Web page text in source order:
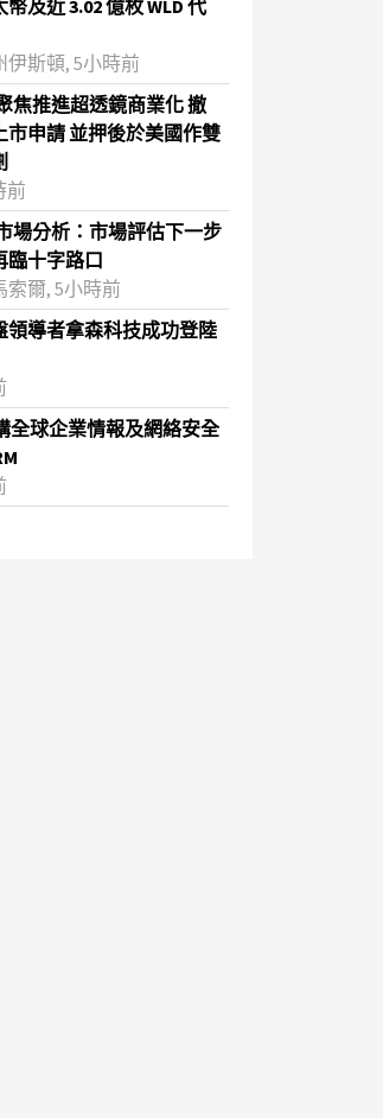
幣及近 3.02 億枚 WLD 代
伊斯頓, 5小時前
焦推進超透鏡商業化 撤
市申請 並押後於美國作雙
前
場分析：市場評估下一步
臨十字路口
索爾, 5小時前
領導者拿森科技成功登陸
全球企業情報及網絡安全